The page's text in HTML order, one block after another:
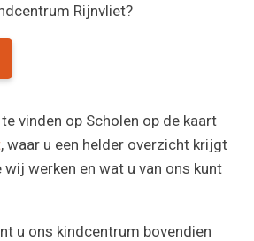
Rijnvliet?
vinden op Scholen op de kaart
, waar u een helder overzicht krijgt
werken en wat u van ons kunt
u ons kindcentrum bovendien